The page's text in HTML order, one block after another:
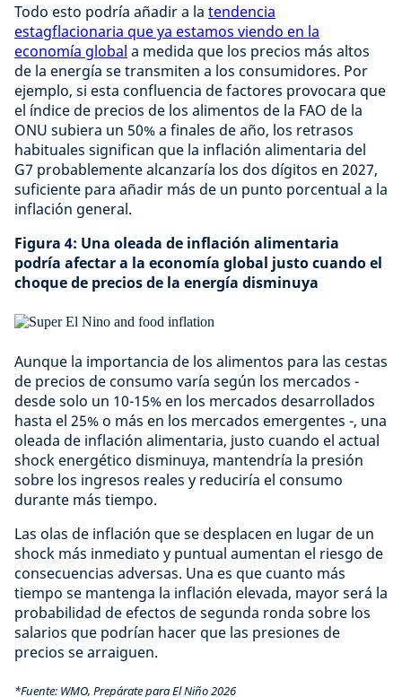
Todo esto podría añadir a la tendencia
estagflacionaria que ya estamos viendo en la
economía global a medida que los precios más altos
de la energía se transmiten a los consumidores. Por
ejemplo, si esta confluencia de factores provocara que
el índice de precios de los alimentos de la FAO de la
ONU subiera un 50% a finales de año, los retrasos
habituales significan que la inflación alimentaria del
G7 probablemente alcanzaría los dos dígitos en 2027,
suficiente para añadir más de un punto porcentual a la
inflación general.
Figura 4: Una oleada de inflación alimentaria
podría afectar a la economía global justo cuando el
choque de precios de la energía disminuya
Aunque la importancia de los alimentos para las cestas
de precios de consumo varía según los mercados -
desde solo un 10-15% en los mercados desarrollados
hasta el 25% o más en los mercados emergentes -, una
oleada de inflación alimentaria, justo cuando el actual
shock energético disminuya, mantendría la presión
sobre los ingresos reales y reduciría el consumo
durante más tiempo.
Las olas de inflación que se desplacen en lugar de un
shock más inmediato y puntual aumentan el riesgo de
consecuencias adversas. Una es que cuanto más
tiempo se mantenga la inflación elevada, mayor será la
probabilidad de efectos de segunda ronda sobre los
salarios que podrían hacer que las presiones de
precios se arraiguen.
*Fuente: WMO, Prepárate para El Niño 2026